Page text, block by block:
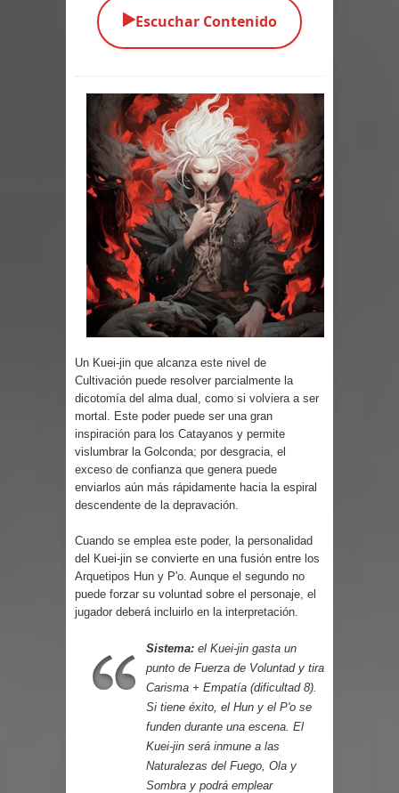
Parte 06: El Trato con los Muertos
Parte 05: Sitiados
Parte 04: Se Descubre el Pastel
Parte 03: Una Piraña en el Bidé
Parte 02: Los Muertos Gobiernan a
los Vivos
Parte 01: Escondido a Plena Luz
Parte 02: El Enemigo de mi Enemigo
Parte 08: Razones Personales
▶️Escuchar Contenido
Un Kuei-jin que alcanza este nivel de
Cultivación puede resolver parcialmente la
dicotomía del alma dual, como si volviera a ser
mortal. Este poder puede ser una gran
inspiración para los Catayanos y permite
vislumbrar la Golconda; por desgracia, el
exceso de confianza que genera puede
enviarlos aún más rápidamente hacia la espiral
descendente de la depravación.
Cuando se emplea este poder, la personalidad
del Kuei-jin se convierte en una fusión entre los
Arquetipos Hun y P'o. Aunque el segundo no
puede forzar su voluntad sobre el personaje, el
jugador deberá incluirlo en la interpretación.
Sistema: el Kuei-jin gasta un
punto de Fuerza de Voluntad y tira
Carisma + Empatía (dificultad 8).
Si tiene éxito, el Hun y el P'o se
funden durante una escena. El
Kuei-jin será inmune a las
Naturalezas del Fuego, Ola y
Sombra y podrá emplear